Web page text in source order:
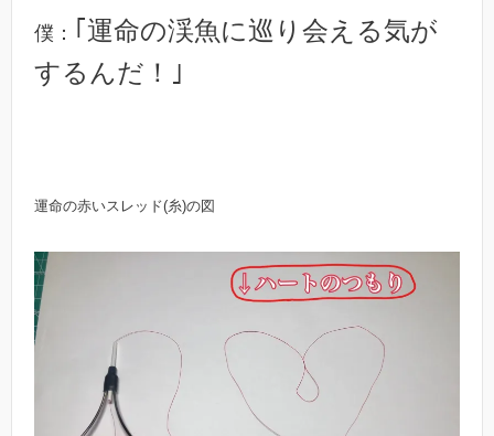
僕： ｢運命の渓魚に巡り会える気が
するんだ！｣
運命の赤いスレッド(糸)の図